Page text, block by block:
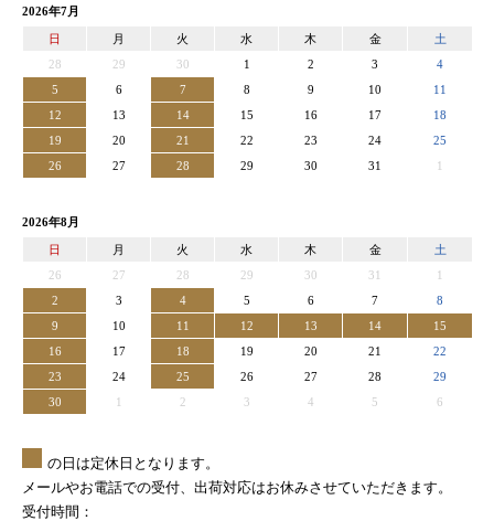
2026年7月
日 月 火 水 木 金
土
28
29 30 1 2 3
4
5
6 7 8 9 10
11
12
13 14 15 16 17
18
19
20 21 22 23 24
25
26
27 28 29 30 31 1
2026年8月
日 月 火 水 木 金
土
26
27 28 29 30 31
1
2
3 4 5 6 7
8
9
10 11 12 13 14
15
16
17 18 19 20 21
22
23
24 25 26 27 28
29
30
1 2 3 4 5 6
の日は定休日となります。
メールやお電話での受付、出荷対応はお休みさせていただきます。
受付時間：